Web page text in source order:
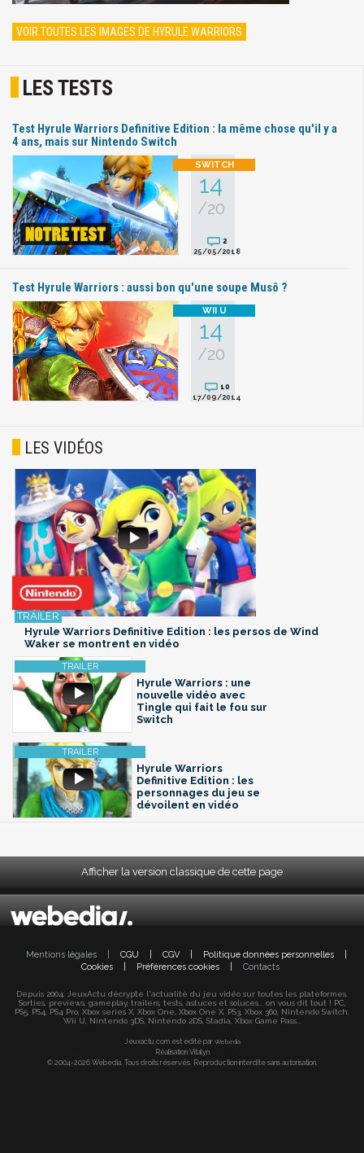
VOIR TOUTES LES IMAGES DE HYRULE WARRIORS
LES TESTS
Test Hyrule Warriors Definitive Edition : la même chose qu'il y a
4 ans, mais sur Nintendo Switch
14
/20
2
25/05/2018
Test Hyrule Warriors : aussi bon qu'une soupe Musô ?
14
/20
10
17/09/2014
LES VIDÉOS
Hyrule Warriors Definitive Edition : les persos de Wind
Waker se montrent en vidéo
Hyrule Warriors : une
nouvelle vidéo avec
Tingle qui fait le fou sur
Switch
Hyrule Warriors
Definitive Edition : les
personnages du jeu se
dévoilent en vidéo
Afficher la version classique de cette page
Mentions légales CGU CGV Politique données personnelles
Cookies
Préférences cookies Contacts
Depuis 2004, JeuxActu décrypte l'actualité du jeu vidéo sur toutes les plateformes.
Sorties, previews, gameplay, trailers, tests, astuces et soluces... on vous dit tout ! PC,
PS5, PS4, PS4 Pro, Xbox series X, Xbox One, Xbox One X, PS3, Xbox 360, Nintendo Switch,
Wii U, Nintendo 3DS, Nintendo 2DS, Stadia, Xbox Game Pass...
Jeuxactu.com est édité par Webedia
Réalisation Vitalyn
© 2004-2026 Webedia. Tous droits réservés. Reproduction interdite sans autorisation.